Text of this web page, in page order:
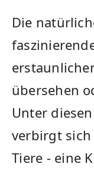
Die
übersehen
Unter
verbirgt ⁣sich
⁣Tiere -⁣ eine